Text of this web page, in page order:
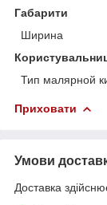
Габарити
Ширина
Тип малярной
Приховати
Умови
Доставка